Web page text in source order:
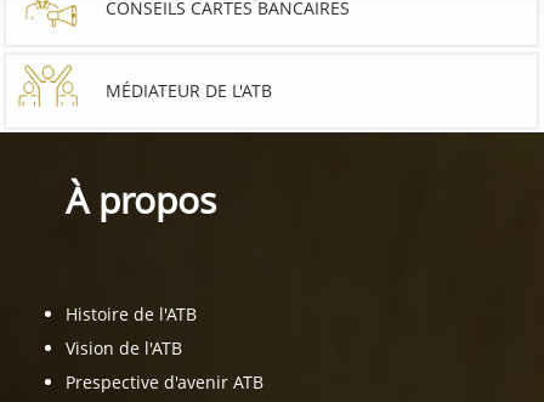
CONSEILS CARTES BANCAIRES
MÉDIATEUR DE L'ATB
À propos
Histoire de l'ATB
Vision de l'ATB
Prespective d'avenir ATB